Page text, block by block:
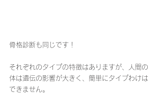
骨格診断も同じです！
それぞれのタイプの特徴はありますが、人間の
体は遺伝の影響が大きく、簡単にタイプわけは
できません。